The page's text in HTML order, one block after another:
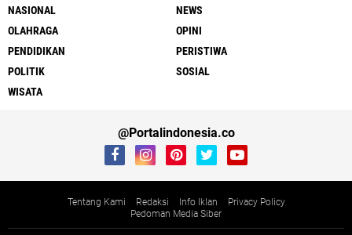
NASIONAL
NEWS
OLAHRAGA
OPINI
PENDIDIKAN
PERISTIWA
POLITIK
SOSIAL
WISATA
@Portalindonesia.co
Tentang Kami Redaksi Info Iklan
Privacy Policy
Pedoman Media Siber